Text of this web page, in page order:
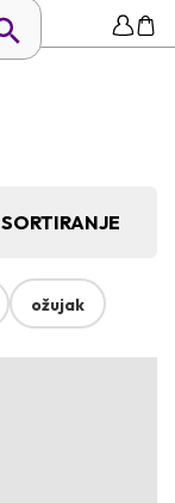
SORTIRANJE
ožujak